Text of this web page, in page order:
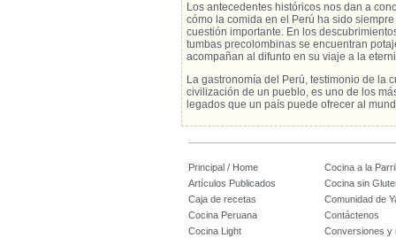
Los antecedentes históricos nos dan a
cómo la comida en el Perú ha sido siempre
cuestión importante. En los
tumbas precolombinas se encuentran
acompañan al difunto en su viaje a la
La gastronomía del Perú, testimonio de la
civilización de un pueblo, es uno de los
legados que un país puede ofrecer al
Principal / Home
Cocina a la
Artículos Publicados
Cocina sin
Caja de recetas
Comunidad de
Cocina Peruana
Contáctenos
Cocina Light
Conversiones y